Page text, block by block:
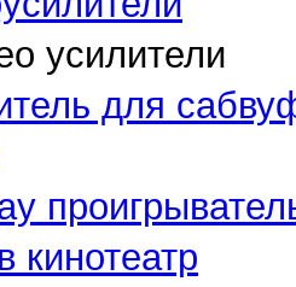
усилители
для
кинотеатр